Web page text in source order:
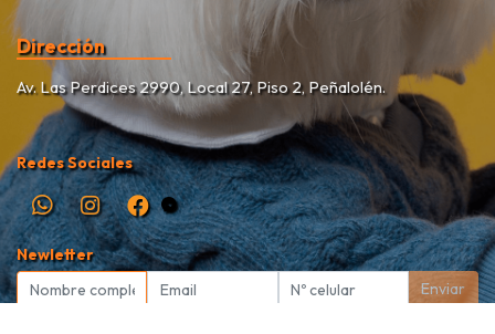
Dirección
Av. Las Perdices 2990, Local 27, Piso 2, Peñalolén.
Redes Sociales
Newletter
Enviar